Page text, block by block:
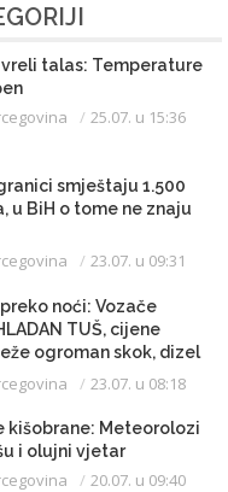
talas: Temperature
25.07. u 15:36
smještaju 1.500
u BiH o tome ne znaju
23.07. u 09:31
noći: Vozače
TUŠ, cijene
ogroman skok, dizel
3,20 KM23.07. u 08:18
kišobrane: Meteorolozi
i olujni vjetar
20.07. u 09:40